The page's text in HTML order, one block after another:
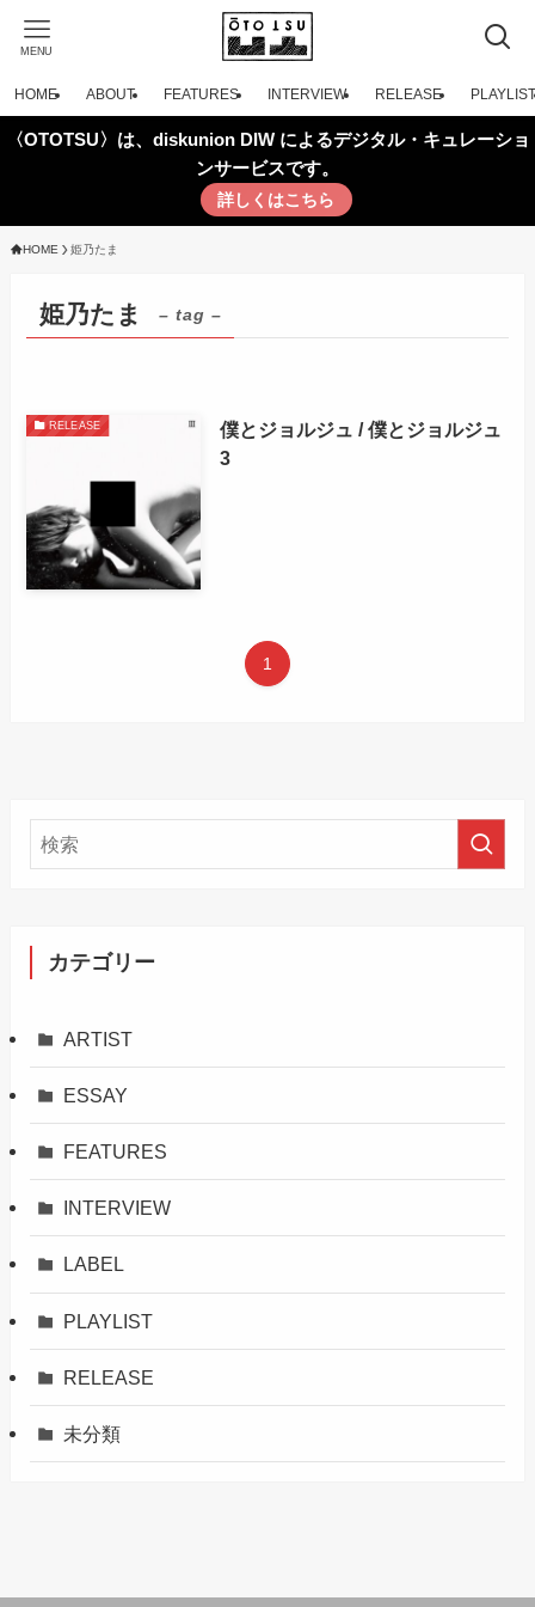
MENU
HOME ABOUT FEATURES INTERVIEW RELEASE PLAYLIST
〈OTOTSU〉は、diskunion DIW によるデジタル・キュレーショ
ンサービスです。
詳しくはこちら
HOME 姫乃たま
姫乃たま – tag –
RELEASE
僕とジョルジュ / 僕とジョルジュ
3
1
カテゴリー
ARTIST
ESSAY
FEATURES
INTERVIEW
LABEL
PLAYLIST
RELEASE
未分類